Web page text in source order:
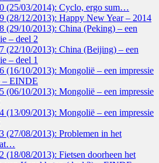
(25/03/2014): Cyclo, ergo sum…
(28/12/2013): Happy New Year – 2014
(29/10/2013): China (Peking) – een
– deel 2
(22/10/2013): China (Beijing) – een
– deel 1
(16/10/2013): Mongolië – een impressie
– EINDE
(06/10/2013): Mongolië – een impressie
(13/09/2013): Mongolië – een impressie
(27/08/2013): Problemen in het
(18/08/2013): Fietsen doorheen het